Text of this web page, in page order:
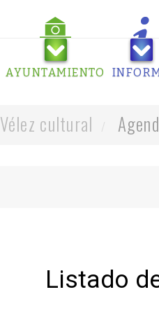
AYUNTAMIENTO
Vélez cultural
Listado